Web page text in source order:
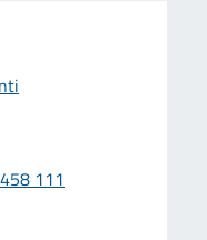
111